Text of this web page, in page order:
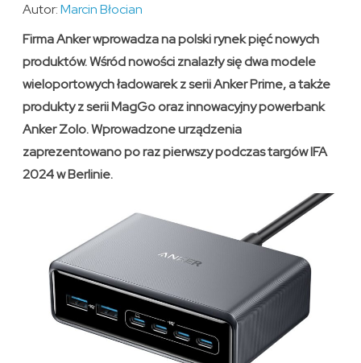
Autor:Marcin Błocian
Firma Anker wprowadza na polski rynek pięć nowych
produktów. Wśród nowości znalazły się dwa modele
wieloportowych ładowarek z serii Anker Prime, a także
produkty z serii MagGo oraz innowacyjny powerbank
Anker Zolo. Wprowadzone urządzenia
zaprezentowano po raz pierwszy podczas targów IFA
2024 w Berlinie.